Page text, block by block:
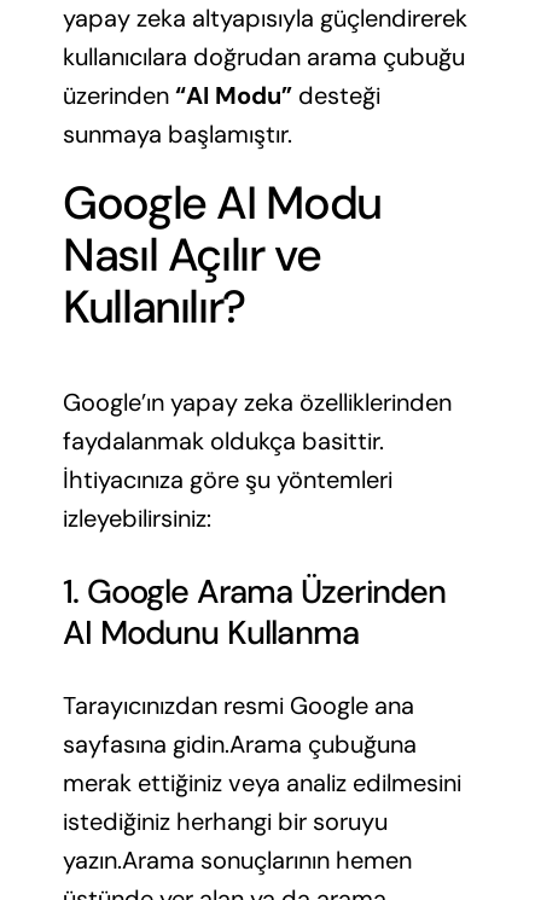
yapay zeka altyapısıyla güçlendirerek
kullanıcılara doğrudan arama çubuğu
üzerinden“AI Modu”desteği
sunmaya başlamıştır.
Google AI Modu
Nasıl Açılır ve
Kullanılır?
Google’ın yapay zeka özelliklerinden
faydalanmak oldukça basittir.
İhtiyacınıza göre şu yöntemleri
izleyebilirsiniz:
1. Google Arama Üzerinden
AI Modunu Kullanma
Tarayıcınızdan resmi Google ana
sayfasına gidin.Arama çubuğuna
merak ettiğiniz veya analiz edilmesini
istediğiniz herhangi bir soruyu
yazın.Arama sonuçlarının hemen